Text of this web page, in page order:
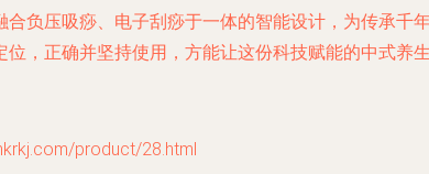
负压吸痧、电子刮痧于一体的智能设计，为传承
，正确并坚持使用，方能让这份科技赋能的中式养
product/28.html